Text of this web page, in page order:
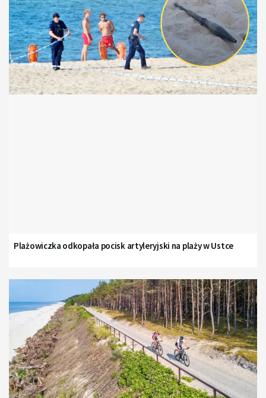
Plażowiczka odkopała pocisk artyleryjski na plaży w Ustce